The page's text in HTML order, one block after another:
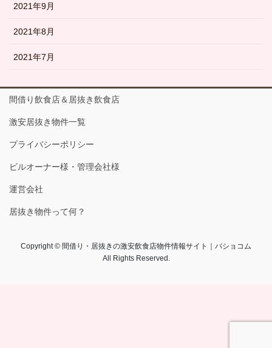
2021年9月
2021年8月
2021年7月
間借り飲食店＆居抜き飲食店
激安居抜き物件一覧
プライバシーポリシー
ビルオーナー様・管理会社様
運営会社
居抜き物件って何？
Copyright © 間借り・居抜きの激安飲食店物件情報サイト｜バショコム
All Rights Reserved.